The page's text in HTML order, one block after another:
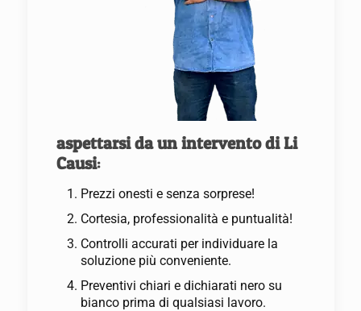
aspettarsi da un intervento di Li
Causi:
Prezzi onesti e senza sorprese!
Cortesia, professionalità e puntualità!
Controlli accurati per individuare la
soluzione più conveniente.
Preventivi chiari e dichiarati nero su
bianco prima di qualsiasi lavoro.